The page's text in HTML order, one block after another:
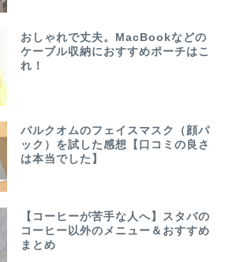
おしゃれで丈夫。MacBookなどの
ケーブル収納におすすめポーチはこ
れ！
バルクオムのフェイスマスク（顔パ
ック）を試した感想【口コミの良さ
は本当でした】
【コーヒーが苦手な人へ】スタバの
コーヒー以外のメニュー＆おすすめ
まとめ